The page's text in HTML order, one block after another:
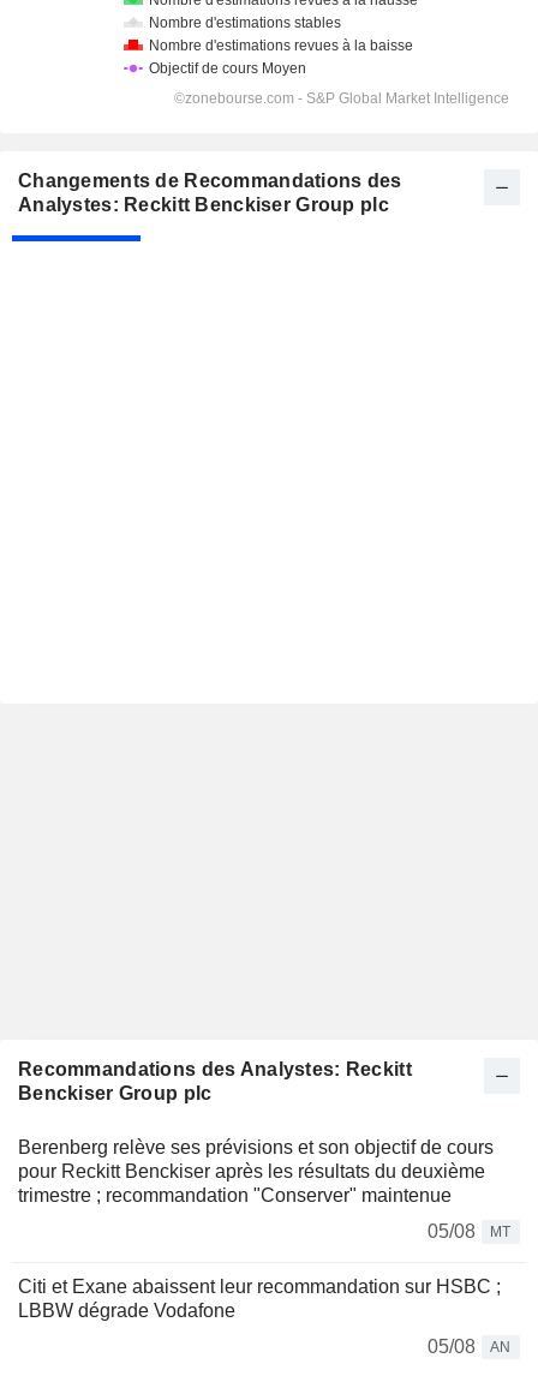
Changements de Recommandations des
Analystes: Reckitt Benckiser Group plc
Recommandations des Analystes: Reckitt
Benckiser Group plc
Berenberg relève ses prévisions et son objectif de cours
pour Reckitt Benckiser après les résultats du deuxième
trimestre ; recommandation "Conserver" maintenue
05/08
MT
Citi et Exane abaissent leur recommandation sur HSBC ;
LBBW dégrade Vodafone
05/08
AN